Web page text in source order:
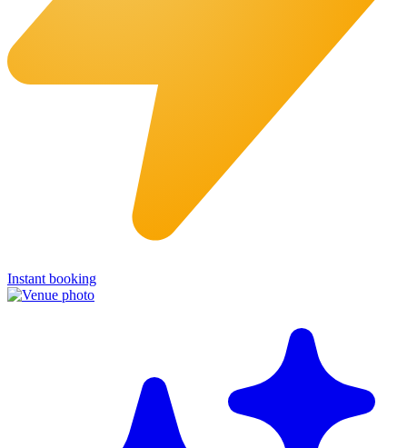
Instant booking